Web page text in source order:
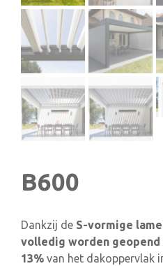
B600
Dankzij de S-vormige
volledig worden geopend
13% van het dakoppervlak